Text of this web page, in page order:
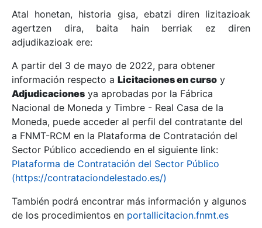
Erakutsi/Ezkutatu
Erakutsi/Ezkutatu
Erakutsi/Ezkutatu
Erakutsi/Ezkutatu
Atal honetan, historia gisa, ebatzi diren lizitazioak
agertzen dira, baita hain berriak ez diren
adjudikazioak ere:
A partir del 3 de mayo de 2022, para obtener
información respecto a Licitaciones en curso y
Adjudicaciones ya aprobadas por la Fábrica
Nacional de Moneda y Timbre - Real Casa de la
Moneda, puede acceder al perfil del contratante del
a FNMT-RCM en la Plataforma de Contratación del
Sector Público accediendo en el siguiente link:
Plataforma de Contratación del Sector Público
(https://contrataciondelestado.es/)
También podrá encontrar más información y algunos
de los procedimientos en portallicitacion.fnmt.es